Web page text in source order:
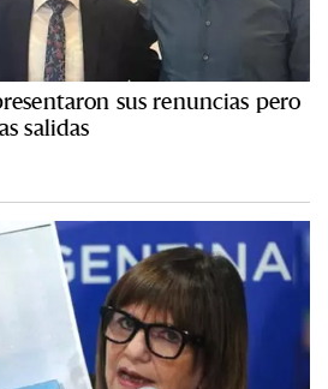
sus renuncias pero
salidas